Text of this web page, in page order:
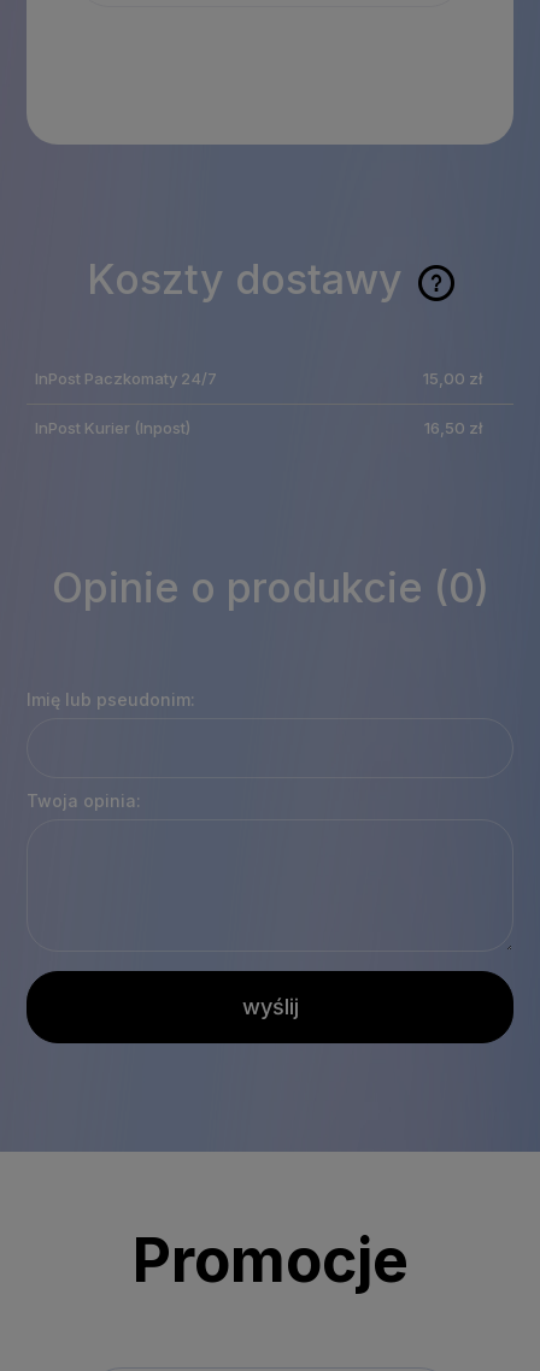
Koszty dostawy
Cena nie zawiera
płatności
InPost Paczkomaty 24/7 15,00 zł
InPost Kurier (Inpost) 16,50 zł
Opinie o produkcie (0)
Imię lub pseudonim:
Twoja opinia:
wyślij
Promocje